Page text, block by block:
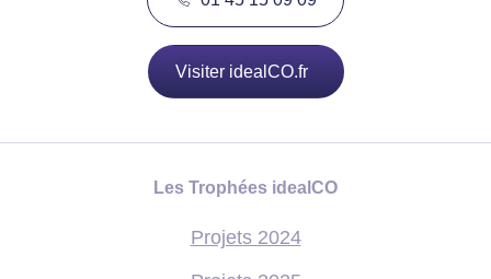
Visiter idealCO.fr
Les Trophées idealCO
Projets 2024